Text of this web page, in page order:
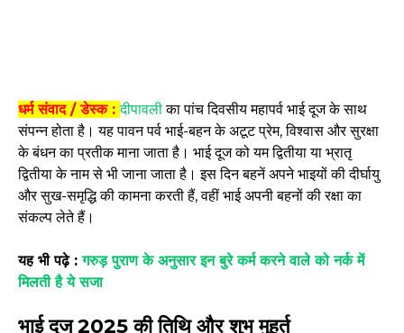
धर्म संवाद / डेस्क :दीपावलीका पांच दिवसीय महापर्व भाई दूज के साथ
संपन्न होता है। यह पावन पर्व भाई-बहन के अटूट प्रेम, विश्वास और सुरक्षा
के बंधन का प्रतीक माना जाता है। भाई दूज को यम द्वितीया या भ्रातृ
द्वितीया के नाम से भी जाना जाता है। इस दिन बहनें अपने भाइयों की दीर्घायु
और सुख-समृद्धि की कामना करती हैं, वहीं भाई अपनी बहनों की रक्षा का
संकल्प लेते हैं।
यह भी पढ़े :गरुड़ पुराण के अनुसार इन बुरे कर्म करने वाले को नर्क में
मिलती है ये सजा
भाई दूज 2025 की तिथि और शुभ मुहूर्त